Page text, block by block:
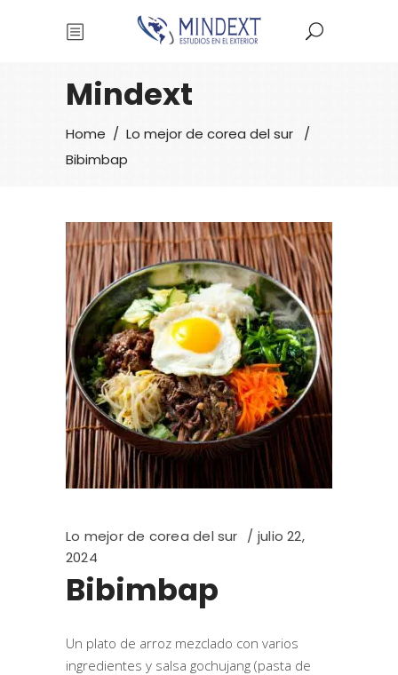
Mindext
Home / Lo mejor de corea del sur
/
Bibimbap
Lo mejor de corea del sur
julio 22,
2024
Bibimbap
Un plato de arroz mezclado con varios
ingredientes y salsa gochujang (pasta de